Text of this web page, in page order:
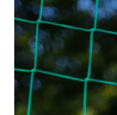
je
5,0
z
5